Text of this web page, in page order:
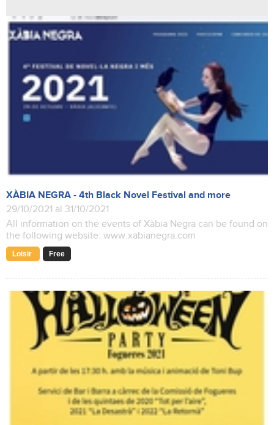
XÀBIA NEGRA - 4th Black Novel Festival and more
29/10/2021 al 31/10/2021
All information on the events of Xàbia Negra can be found on
the following website: www.xabianegra.com
Loisir Free